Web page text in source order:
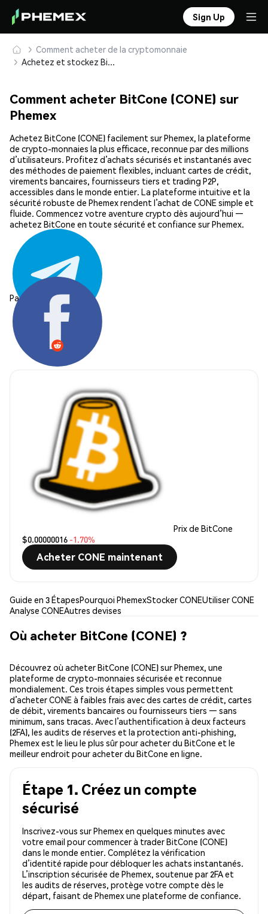
Sign Up
Comment acheter de la cryptomonnaie
Achetez et stockez BitCone (CONE) en toute sécurité
Comment acheter BitCone (CONE) sur
Phemex
Achetez BitCone (CONE) facilement sur Phemex, la plateforme
de crypto-monnaies la plus efficace, reconnue par des millions
d’utilisateurs. Profitez d’achats sécurisés et instantanés avec
des méthodes de paiement flexibles, incluant cartes de crédit,
virements bancaires, fournisseurs tiers et trading P2P,
accessibles dans le monde entier. La plateforme intuitive et la
sécurité robuste de Phemex rendent l’achat de CONE simple et
fluide. Commencez votre aventure crypto dès aujourd’hui —
achetez BitCone en toute sécurité et confiance sur Phemex.
Partager:
Prix de BitCone
$0.00000016 -1.70%
Acheter CONE maintenant
Guide en 3 ÉtapesPourquoi PhemexStocker CONEUtiliser CONE
Analyse CONEAutres devises
Où acheter BitCone (CONE) ?
Découvrez où acheter BitCone (CONE) sur Phemex, une
plateforme de crypto-monnaies sécurisée et reconnue
mondialement. Ces trois étapes simples vous permettent
d’acheter CONE à faibles frais avec des cartes de crédit, cartes
de débit, virements bancaires ou fournisseurs tiers — sans
minimum, sans tracas. Avec l’authentification à deux facteurs
(2FA), les audits de réserves et la protection anti-phishing,
Phemex est le lieu le plus sûr pour acheter du BitCone et le
meilleur endroit pour acheter du BitCone en ligne.
Étape 1. Créez un compte
sécurisé
Inscrivez-vous sur Phemex en quelques minutes avec
votre email pour commencer à trader BitCone (CONE)
dans le monde entier. Complétez la vérification
d’identité rapide pour débloquer les achats instantanés.
L’inscription sécurisée de Phemex, soutenue par 2FA et
les audits de réserves, protège votre compte dès le
départ, faisant de Phemex une plateforme de confiance.